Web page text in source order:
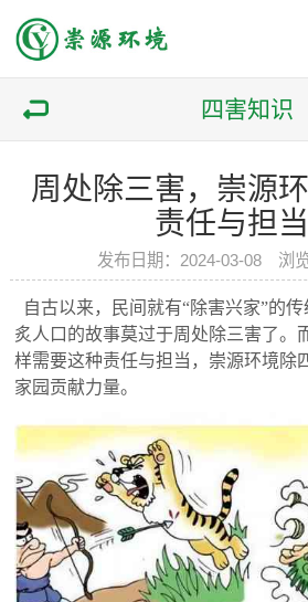
四害知识
周处除三害，崇源
责任与担当
发布日期：2024-03-08 浏
自古以来，民间就有“除害兴家”的
炙人口的故事莫过于周处除三害了。
样需要这种责任与担当，崇源环境除
家园贡献力量。